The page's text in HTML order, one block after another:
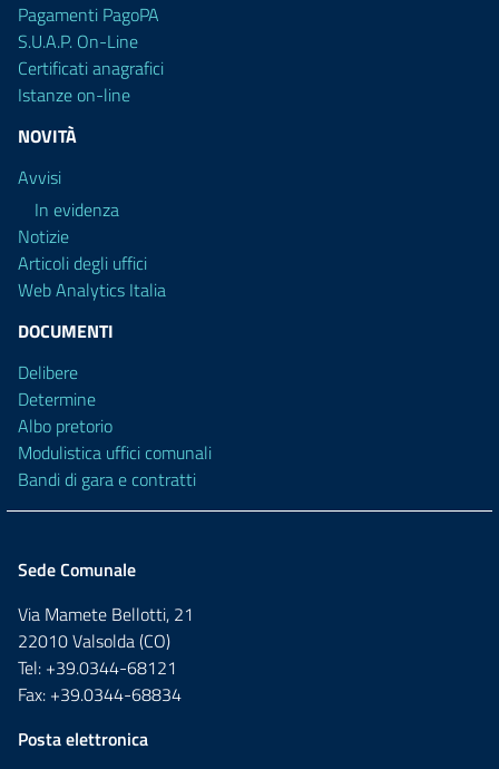
Pagamenti PagoPA
S.U.A.P. On-Line
Certificati anagrafici
Istanze on-line
NOVITÀ
Avvisi
In evidenza
Notizie
Articoli degli uffici
Web Analytics Italia
DOCUMENTI
Delibere
Determine
Albo pretorio
Modulistica uffici comunali
Bandi di gara e contratti
Sede Comunale
Via Mamete Bellotti, 21
22010 Valsolda (CO)
Tel: +39.0344-68121
Fax: +39.0344-68834
Posta elettronica